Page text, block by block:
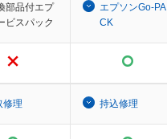
部品付エプ
ビスパック
エプソンGo-PA
CK
修理 持込修理